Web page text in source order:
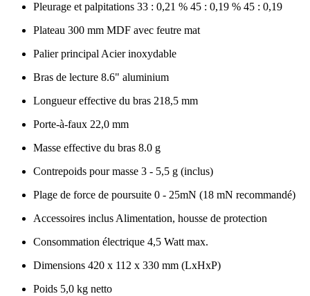
Pleurage et palpitations 33 : 0,21 % 45 : 0,19 % 45 : 0,19
Plateau 300 mm MDF avec feutre mat
Palier principal Acier inoxydable
Bras de lecture 8.6" aluminium
Longueur effective du bras 218,5 mm
Porte-à-faux 22,0 mm
Masse effective du bras 8.0 g
Contrepoids pour masse 3 - 5,5 g (inclus)
Plage de force de poursuite 0 - 25mN (18 mN recommandé)
Accessoires inclus Alimentation, housse de protection
Consommation électrique 4,5 Watt max.
Dimensions 420 x 112 x 330 mm (LxHxP)
Poids 5,0 kg netto